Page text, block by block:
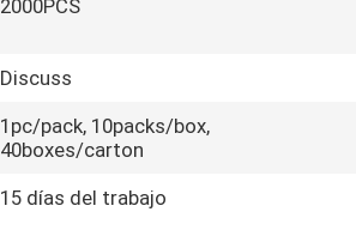
2000PCS
Discuss
1pc/pack, 10packs/box,
40boxes/carton
15 días del trabajo